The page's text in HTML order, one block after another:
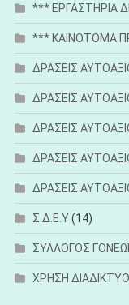
*** ΕΡΓΑΣΤΗΡΙΑ
*** ΚΑΙΝΟΤΟΜΑ
ΔΡΑΣΕΙΣ
ΔΡΑΣΕΙΣ
ΔΡΑΣΕΙΣ
ΔΡΑΣΕΙΣ
ΔΡΑΣΕΙΣ
Σ.Δ.Ε.Υ(14)
ΣΥΛΛΟΓΟΣ
ΧΡΗΣΗ